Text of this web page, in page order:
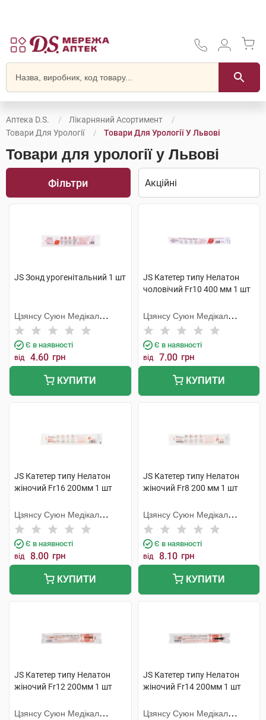
Аптека D.S.
Лікарняний Асортимент
Товари Для Урології
Товари Для Урології У Львові
Товари для урології у Львові
Фільтри
JS Зонд урогенітальний 1 шт
Цзянсу Суюн Медікал
Метіріалс
Є в наявності
від 4.60 грн
КУПИТИ
JS Катетер типу Нелатон
чоловічий Fr10 400 мм 1 шт
Цзянсу Суюн Медікал
Метіріалс
Є в наявності
від 7.00 грн
КУПИТИ
JS Катетер типу Нелатон
жіночий Fr16 200мм 1 шт
Цзянсу Суюн Медікал
Метіріалс
Є в наявності
від 8.00 грн
КУПИТИ
JS Катетер типу Нелатон
жіночий Fr8 200 мм 1 шт
Цзянсу Суюн Медікал
Метіріалс
Є в наявності
від 8.10 грн
КУПИТИ
JS Катетер типу Нелатон
жіночий Fr12 200мм 1 шт
Цзянсу Суюн Медікал
JS Катетер типу Нелатон
жіночий Fr14 200мм 1 шт
Цзянсу Суюн Медікал